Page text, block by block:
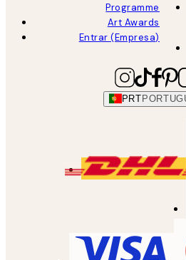
Programme
Art Awards
Entrar (Empresa)
PRT